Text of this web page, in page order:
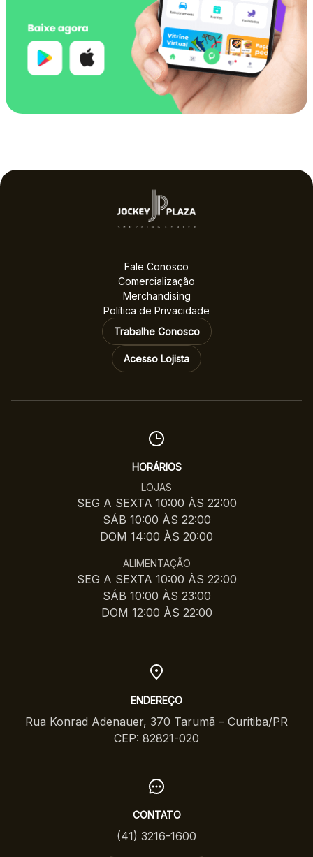
Fale Conosco
Comercialização
Merchandising
Política de Privacidade
Trabalhe Conosco
Acesso Lojista
HORÁRIOS
LOJAS
SEG A SEXTA 10:00 ÀS 22:00
SÁB 10:00 ÀS 22:00
DOM 14:00 ÀS 20:00
ALIMENTAÇÃO
SEG A SEXTA 10:00 ÀS 22:00
SÁB 10:00 ÀS 23:00
DOM 12:00 ÀS 22:00
ENDEREÇO
Rua Konrad Adenauer, 370 Tarumã – Curitiba/PR
CEP: 82821-020
CONTATO
(41) 3216-1600